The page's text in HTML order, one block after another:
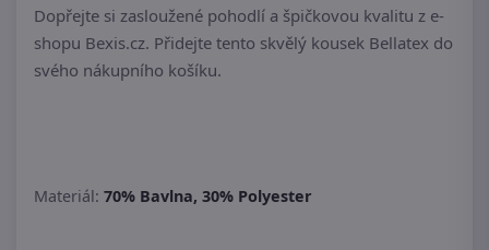
Dopřejte si zasloužené pohodlí a špičkovou kvalitu z e-
shopu Bexis.cz. Přidejte tento skvělý kousek Bellatex do
svého nákupního košíku.
Materiál: 70% Bavlna, 30% Polyester